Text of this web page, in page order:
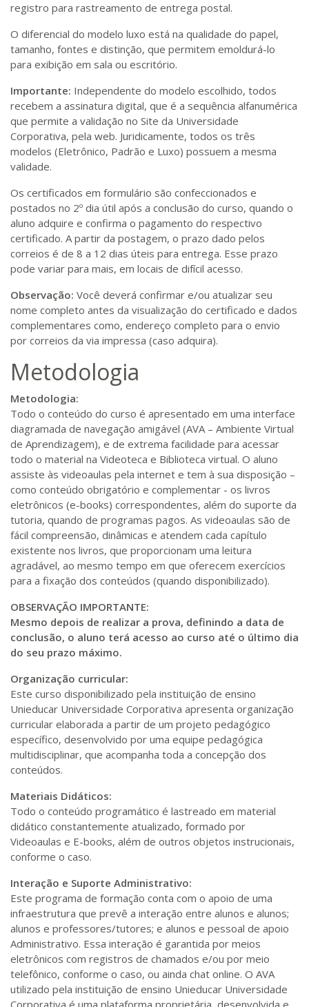
registro para rastreamento de entrega postal.
O diferencial do modelo luxo está na qualidade do papel,
tamanho, fontes e distinção, que permitem emoldurá-lo
para exibição em sala ou escritório.
Importante: Independente do modelo escolhido, todos
recebem a assinatura digital, que é a sequência alfanumérica
que permite a validação no Site da Universidade
Corporativa, pela web. Juridicamente, todos os três
modelos (Eletrônico, Padrão e Luxo) possuem a mesma
validade.
Os certificados em formulário são confeccionados e
postados no 2º dia útil após a conclusão do curso, quando o
aluno adquire e confirma o pagamento do respectivo
certificado. A partir da postagem, o prazo dado pelos
correios é de 8 a 12 dias úteis para entrega. Esse prazo
pode variar para mais, em locais de difícil acesso.
Observação: Você deverá confirmar e/ou atualizar seu
nome completo antes da visualização do certificado e dados
complementares como, endereço completo para o envio
por correios da via impressa (caso adquira).
Metodologia
Metodologia:
Todo o conteúdo do curso é apresentado em uma interface
diagramada de navegação amigável (AVA – Ambiente Virtual
de Aprendizagem), e de extrema facilidade para acessar
todo o material na Videoteca e Biblioteca virtual. O aluno
assiste às videoaulas pela internet e tem à sua disposição –
como conteúdo obrigatório e complementar - os livros
eletrônicos (e-books) correspondentes, além do suporte da
tutoria, quando de programas pagos. As videoaulas são de
fácil compreensão, dinâmicas e atendem cada capítulo
existente nos livros, que proporcionam uma leitura
agradável, ao mesmo tempo em que oferecem exercícios
para a fixação dos conteúdos (quando disponibilizado).
OBSERVAÇÃO IMPORTANTE:
Mesmo depois de realizar a prova, definindo a data de
conclusão, o aluno terá acesso ao curso até o último dia
do seu prazo máximo.
Organização curricular:
Este curso disponibilizado pela instituição de ensino
Unieducar Universidade Corporativa apresenta organização
curricular elaborada a partir de um projeto pedagógico
específico, desenvolvido por uma equipe pedagógica
multidisciplinar, que acompanha toda a concepção dos
conteúdos.
Materiais Didáticos:
Todo o conteúdo programático é lastreado em material
didático constantemente atualizado, formado por
Videoaulas e E-books, além de outros objetos instrucionais,
conforme o caso.
Interação e Suporte Administrativo:
Este programa de formação conta com o apoio de uma
infraestrutura que prevê a interação entre alunos e alunos;
alunos e professores/tutores; e alunos e pessoal de apoio
Administrativo. Essa interação é garantida por meios
eletrônicos com registros de chamados e/ou por meio
telefônico, conforme o caso, ou ainda chat online. O AVA
utilizado pela instituição de ensino Unieducar Universidade
Corporativa é uma plataforma proprietária, desenvolvida e